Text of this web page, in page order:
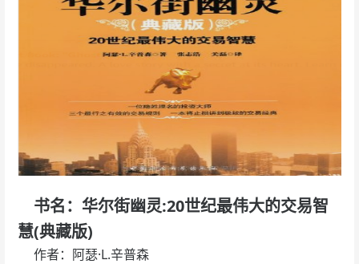
书名：华尔街幽灵:20世纪最伟大的交易智
慧(典藏版)
作者：阿瑟·L.辛普森